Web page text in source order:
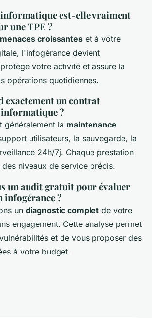
est-elle vraiment
une TPE ?
croissantes et à votre
l'infogérance devient
votre activité et assure la
opérations quotidiennes.
exactement un contrat
?
généralement la maintenance
utilisateurs, la sauvegarde, la
24h/7j. Chaque prestation
niveaux de service précis.
un audit gratuit pour évaluer
infogérance ?
un diagnostic complet de votre
engagement. Cette analyse permet
et de vous proposer des
à votre budget.